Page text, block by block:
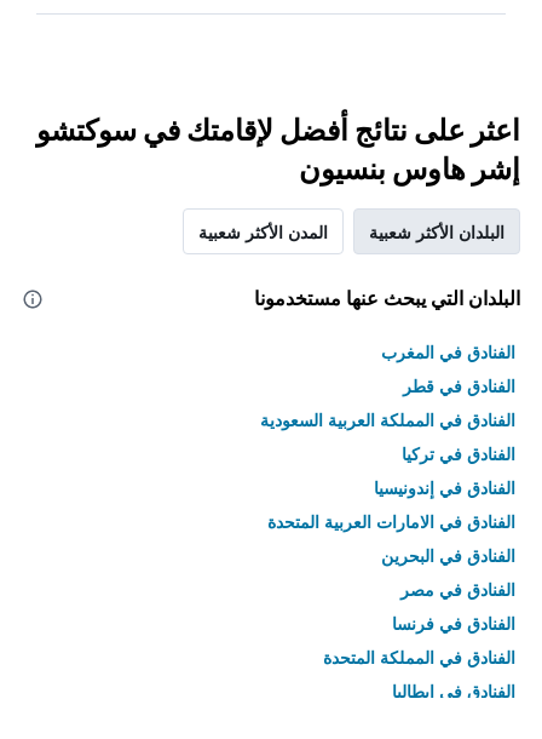
اعثر على نتائج أفضل لإقامتك في سوكتشو
إشر هاوس بنسيون
البلدان الأكثر شعبية المدن الأكثر شعبية
البلدان التي يبحث عنها مستخدمونا
الفنادق في المغرب
الفنادق في قطر
الفنادق في المملكة العربية السعودية
الفنادق في تركيا
الفنادق في إندونيسيا
الفنادق في الامارات العربية المتحدة
الفنادق في البحرين
الفنادق في مصر
الفنادق في فرنسا
الفنادق في المملكة المتحدة
الفنادق في إيطاليا